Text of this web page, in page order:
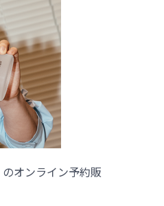
オンライン予約販